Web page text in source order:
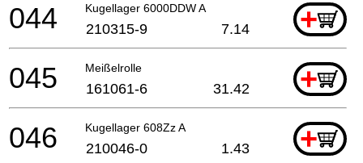
Kugellager 6000DDW A +
044 210315-9 7.14
Meißelrolle +
045 161061-6 31.42
Kugellager 608Zz A +
046 210046-0 1.43